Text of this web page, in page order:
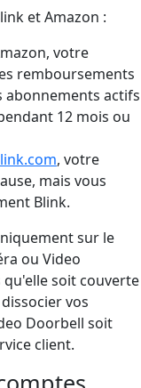
et Amazon :
votre
remboursements
abonnements actifs
12 mois ou
, votre
mais vous
Blink.
sur le
ou Video
soit couverte
vos
Doorbell soit
client.